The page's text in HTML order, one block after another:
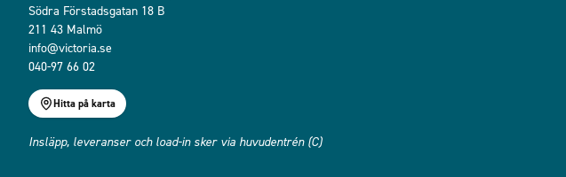
Södra Förstadsgatan 18 B
211 43 Malmö
info@victoria.se
040-97 66 02
Hitta på karta
Insläpp, leveranser och load-in sker via huvudentrén (C)